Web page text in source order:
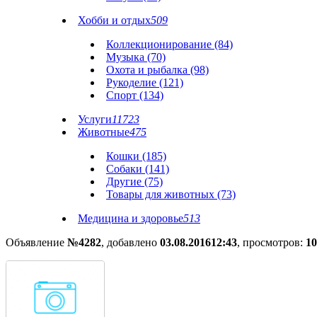
Хобби и отдых509
Коллекционирование (84)
Музыка (70)
Охота и рыбалка (98)
Рукоделие (121)
Спорт (134)
Услуги11723
Животные475
Кошки (185)
Собаки (141)
Другие (75)
Товары для животных (73)
Медицина и здоровье513
Объявление №4282, добавлено 03.08.201612:43, просмотров: